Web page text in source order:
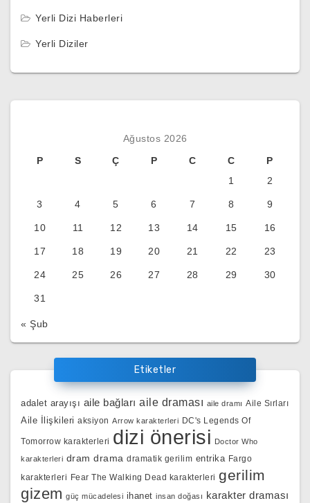
Yerli Dizi Haberleri
Yerli Diziler
Ağustos 2026
P
S Ç P C C
P
1
2
3 4 5 6 7 8 9
10 11 12 13 14 15 16
17 18 19 20 21 22 23
24 25 26 27 28 29 30
31
« Şub
Etiketler
adalet arayışı aile bağları aile draması aile dramı Aile Sırları
Aile İlişkileri aksiyon Arrow karakterleri DC's Legends Of
Tomorrow karakterleri dizi önerisi Doctor Who
karakterleri dram drama dramatik gerilim entrika Fargo
karakterleri Fear The Walking Dead karakterleri gerilim
gizem güç mücadelesi ihanet insan doğası karakter draması